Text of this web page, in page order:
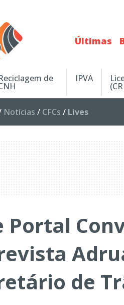
Últimas
de IPVA
Notícias / CFCs / Lives
Portal
de